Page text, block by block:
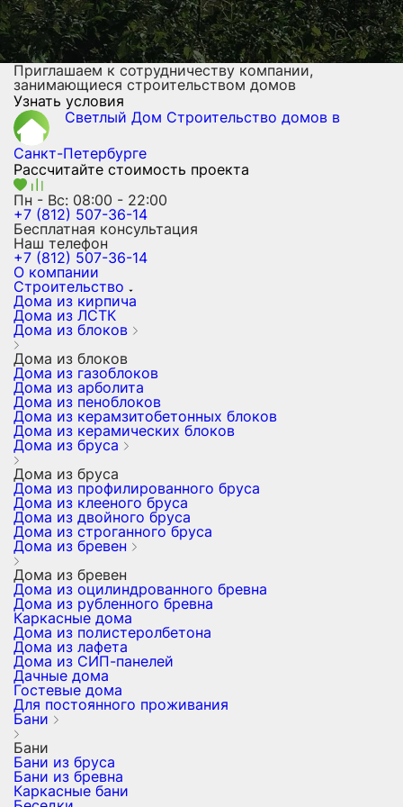
Приглашаем к сотрудничеству компании,
занимающиеся строительством домов
Узнать условия
Светлый Дом Строительство домов в
Санкт-Петербурге
Рассчитайте стоимость проекта
Пн - Вс: 08:00 - 22:00
+7 (812) 507-36-14
Бесплатная консультация
Наш телефон
+7 (812) 507-36-14
О компании
Строительство
Дома из кирпича
Дома из ЛСТК
Дома из блоков
Дома из блоков
Дома из газоблоков
Дома из арболита
Дома из пеноблоков
Дома из керамзитобетонных блоков
Дома из керамических блоков
Дома из бруса
Дома из бруса
Дома из профилированного бруса
Дома из клееного бруса
Дома из двойного бруса
Дома из строганного бруса
Дома из бревен
Дома из бревен
Дома из оцилиндрованного бревна
Дома из рубленного бревна
Каркасные дома
Дома из полистеролбетона
Дома из лафета
Дома из СИП-панелей
Дачные дома
Гостевые дома
Для постоянного проживания
Бани
Бани
Бани из бруса
Бани из бревна
Каркасные бани